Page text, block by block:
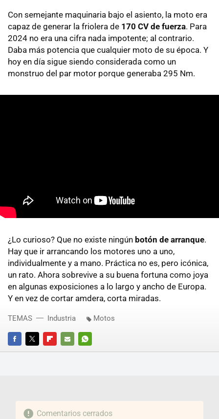
Con semejante maquinaria bajo el asiento, la moto era
capaz de generar la friolera de 170 CV de fuerza. Para
2024 no era una cifra nada impotente; al contrario.
Daba más potencia que cualquier moto de su época. Y
hoy en día sigue siendo considerada como un
monstruo del par motor porque generaba 295 Nm.
¿Lo curioso? Que no existe ningún botón de arranque.
Hay que ir arrancando los motores uno a uno,
individualmente y a mano. Práctica no es, pero icónica,
un rato. Ahora sobrevive a su buena fortuna como joya
en algunas exposiciones a lo largo y ancho de Europa.
Y en vez de cortar amdera, corta miradas.
FACEBOOKTWITTERFLIPBOARD
E-
WHATSAPP
TEMAS Industria Motos
Comentarios cerrados